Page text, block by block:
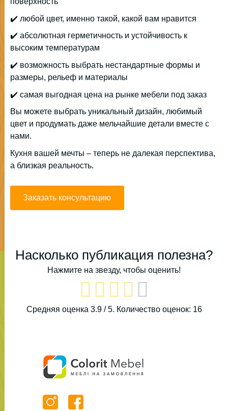
✔️ любой цвет, именно такой, какой вам нравится
✔️ абсолютная герметичность и устойчивость к
высоким температурам
✔️ возможность выбрать нестандартные формы и
размеры, рельеф и материалы
✔️ самая выгодная цена на рынке мебели под заказ
Вы можете выбрать уникальный дизайн, любимый
цвет и продумать даже мельчайшие детали вместе с
нами.
Кухня вашей мечты – теперь не далекая перспектива,
а близкая реальность.
Заказать консультацию
Насколько публикация полезна?
Нажмите на звезду, чтобы оценить!
Средняя оценка 3.9/ 5. Количество оценок: 16